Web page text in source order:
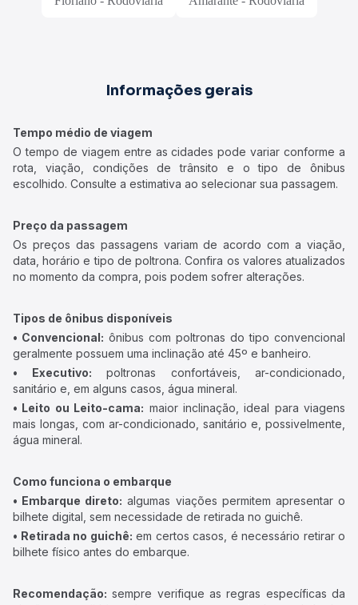
Informações gerais
Tempo médio de viagem
O tempo de viagem entre as cidades pode variar conforme a
rota, viação, condições de trânsito e o tipo de ônibus
escolhido. Consulte a estimativa ao selecionar sua passagem.
Preço da passagem
Os preços das passagens variam de acordo com a viação,
data, horário e tipo de poltrona. Confira os valores atualizados
no momento da compra, pois podem sofrer alterações.
Tipos de ônibus disponíveis
• Convencional: ônibus com poltronas do tipo convencional
geralmente possuem uma inclinação até 45º e banheiro.
• Executivo: poltronas confortáveis, ar-condicionado,
sanitário e, em alguns casos, água mineral.
• Leito ou Leito-cama: maior inclinação, ideal para viagens
mais longas, com ar-condicionado, sanitário e, possivelmente,
água mineral.
Como funciona o embarque
• Embarque direto: algumas viações permitem apresentar o
bilhete digital, sem necessidade de retirada no guichê.
• Retirada no guichê: em certos casos, é necessário retirar o
bilhete físico antes do embarque.
Recomendação: sempre verifique as regras específicas da